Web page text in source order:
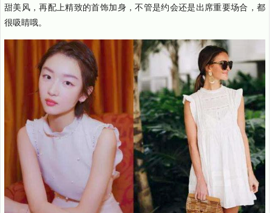
甜美风，再配上精致的首饰加身，不管是约会还是出席重要场合，都
很吸睛哦。